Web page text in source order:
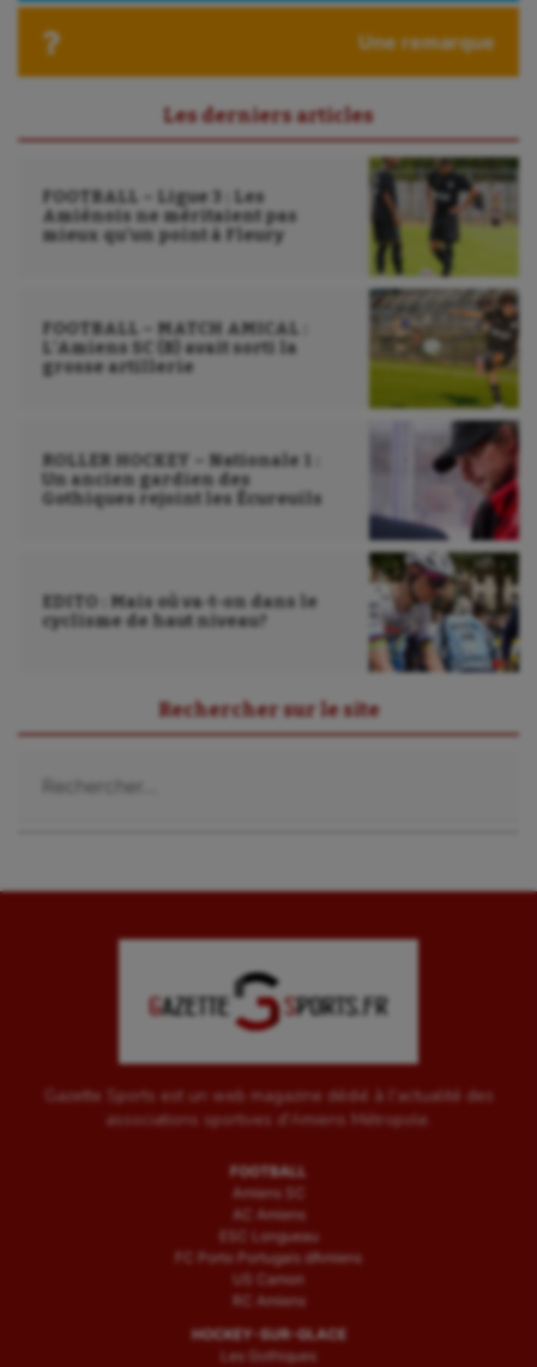
Une remarque
Les derniers articles
FOOTBALL – Ligue 3 : Les
Amiénois ne méritaient pas
mieux qu’un point à Fleury
FOOTBALL – MATCH AMICAL :
L’Amiens SC (B) avait sorti la
grosse artillerie
ROLLER HOCKEY – Nationale 1 :
Un ancien gardien des
Gothiques rejoint les Écureuils
EDITO : Mais où va-t-on dans le
cyclisme de haut niveau?
Rechercher sur le site
Gazette Sports est un web magazine dédié à l'actualité des
associations sportives d'Amiens Métropole.
FOOTBALL
Amiens SC
AC Amiens
ESC Longueau
FC Porto Portugais d’Amiens
US Camon
RC Amiens
HOCKEY-SUR-GLACE
Les Gothiques